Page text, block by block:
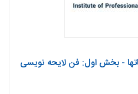
- بخش اول: فن لایحه نویسی